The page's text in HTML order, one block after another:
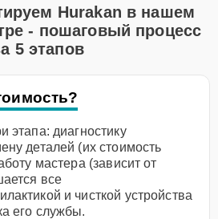
Hurakan в нашем
- пошаговый процесс
5 этапов
этапа: диагностику
деталей (их стоимость
мастера (зависит от
все
и чисткой устройства
его службы.